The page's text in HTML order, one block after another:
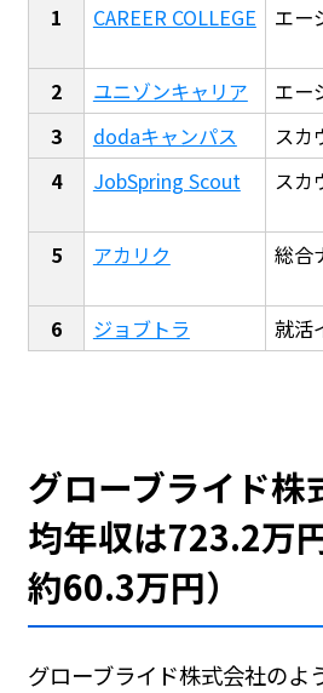
CAREER COLLEGE
エー
ユニゾンキャリア
エー
dodaキャンパス
スカ
JobSpring Scout
スカ
アカリク
総合
ジョブトラ
就活
グローブライド株
均年収は723.2万
約60.3万円）
グローブライド株式会社のよ